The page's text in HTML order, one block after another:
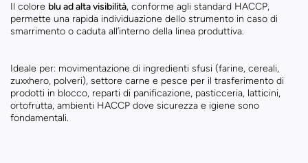
Il colore blu ad alta visibilità, conforme agli standard HACCP,
permette una rapida individuazione dello strumento in caso di
smarrimento o caduta all’interno della linea produttiva.
Ideale per: movimentazione di ingredienti sfusi (farine, cereali,
zuxxhero, polveri), settore carne e pesce per il trasferimento di
prodotti in blocco, reparti di panificazione, pasticceria, latticini,
ortofrutta, ambienti HACCP dove sicurezza e igiene sono
fondamentali.